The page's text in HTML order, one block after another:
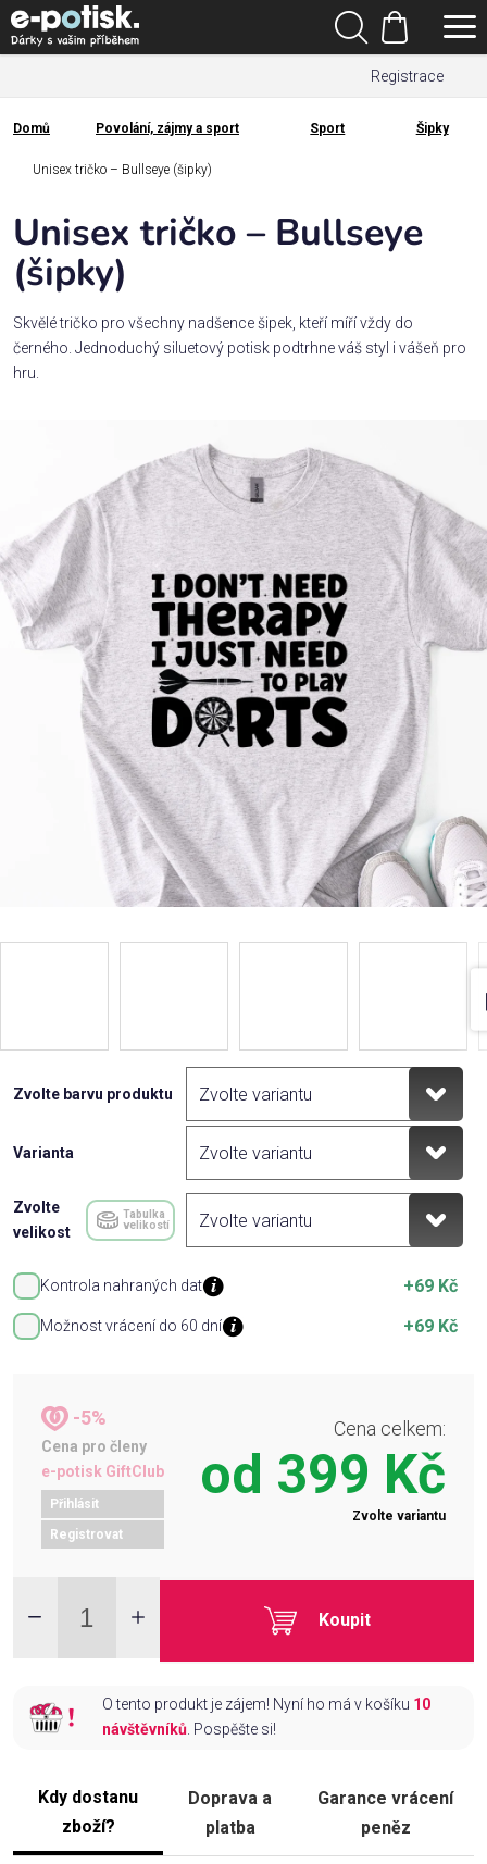
Přejít
na
obsah
Registrace
Hledat
Nákupní
košík
Kategorie
Dárek
pro
Rodina
/
Láska
Příležitosti
Domácnost
Domů
Domů Povolání, zájmy a sport Sport Šipky
Unisex tričko – Bullseye (šipky)
Zvolte barvu produktu
Varianta
Zvolte
velikost
Tabulka
velikostí
Kontrola nahraných dat +69 Kč
Možnost vrácení do 60 dní +69 Kč
-5%
Cena pro členy
e-potisk GiftClub
Přihlásit
Registrovat
Cena celkem:
od 399 Kč
Zvolte variantu
Koupit
O tento produkt je zájem! Nyní ho má v košíku 10
návštěvníků. Pospěšte si!
Kdy dostanu
zboží?
Doprava a
platba
Garance vrácení
peněz
Unisex tričko – Bullseye
(šipky)
Skvělé tričko pro všechny nadšence šipek, kteří míří vždy do
černého. Jednoduchý siluetový potisk podtrhne váš styl i vášeň pro
hru.